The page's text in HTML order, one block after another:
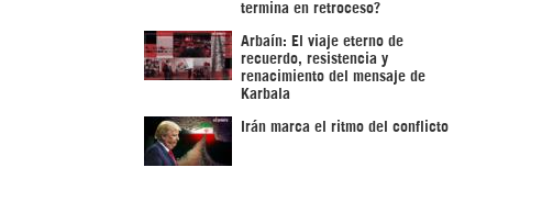
termina en retroceso?
Arbaín: El viaje eterno de
recuerdo, resistencia y
renacimiento del mensaje de
Karbala
Irán marca el ritmo del conflicto